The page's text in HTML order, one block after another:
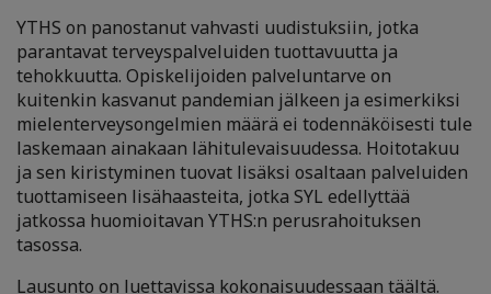
YTHS on panostanut vahvasti uudistuksiin, jotka
parantavat terveyspalveluiden tuottavuutta ja
tehokkuutta. Opiskelijoiden palveluntarve on
kuitenkin kasvanut pandemian jälkeen ja esimerkiksi
mielenterveysongelmien määrä ei todennäköisesti tule
laskemaan ainakaan lähitulevaisuudessa. Hoitotakuu
ja sen kiristyminen tuovat lisäksi osaltaan palveluiden
tuottamiseen lisähaasteita, jotka SYL edellyttää
jatkossa huomioitavan YTHS:n perusrahoituksen
tasossa.
Lausunto on luettavissa kokonaisuudessaan täältä.